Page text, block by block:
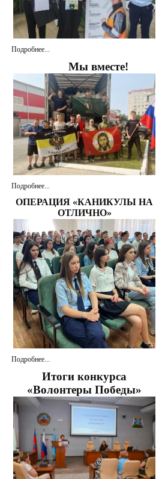
Подробнее...
Мы вместе!
Подробнее...
ОПЕРАЦИЯ «КАНИКУЛЫ НА
ОТЛИЧНО»
Подробнее...
Итоги конкурса
«Волонтеры Победы»